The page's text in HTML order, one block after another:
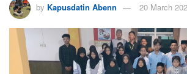
by Kapusdatin Abenn 20 March